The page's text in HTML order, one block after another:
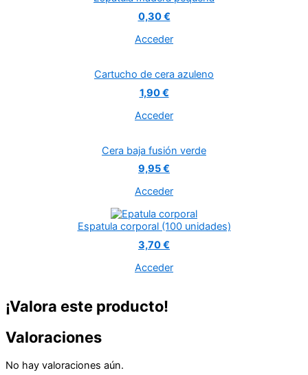
0,30 €
Acceder
Cartucho de cera azuleno
1,90 €
Acceder
Cera baja fusión verde
9,95 €
Acceder
Espatula corporal (100 unidades)
3,70 €
Acceder
¡Valora este producto!
Valoraciones
No hay valoraciones aún.